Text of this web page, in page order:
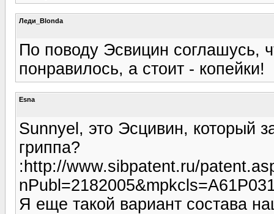
Леди_Blonda
По поводу Эсвицин
понравилось, а стоит - копейки!
Esna
Sunnyel, это Эсцивин, который
гриппа?
:http://www.sibpatent.ru/
Я еще такой вариант состава